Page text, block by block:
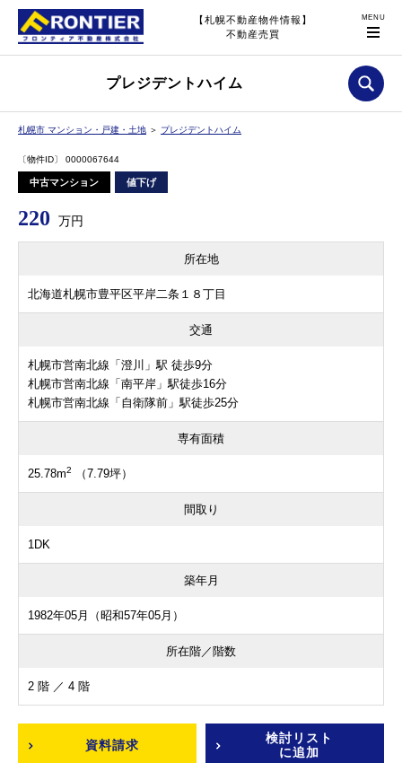
【札幌不動産物件情報】
不動産売買
プレジデントハイム
札幌市 マンション・戸建・土地 ＞ プレジデントハイム
〔物件ID〕 0000067644
中古マンション 値下げ
220 万円
所在地
北海道札幌市豊平区平岸二条１８丁目
交通
札幌市営南北線「澄川」駅 徒歩9分
札幌市営南北線「南平岸」駅徒歩16分
札幌市営南北線「自衛隊前」駅徒歩25分
専有面積
25.78m2 （7.79坪）
間取り
1DK
築年月
1982年05月（昭和57年05月）
所在階／階数
2 階 ／ 4 階
資料請求
検討リスト
に追加